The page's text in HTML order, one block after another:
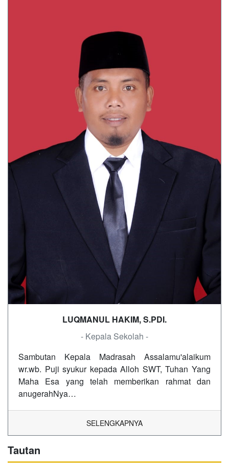
LUQMANUL HAKIM, S.PDI.
- Kepala Sekolah -
Sambutan Kepala Madrasah Assalamu'alaikum
wr.wb. Puji syukur kepada Alloh SWT, Tuhan Yang
Maha Esa yang telah memberikan rahmat dan
anugerahNya…
SELENGKAPNYA
Tautan